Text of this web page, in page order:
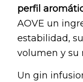
perfil
AOVE un
estabilidad,
volumen y su
Un gin